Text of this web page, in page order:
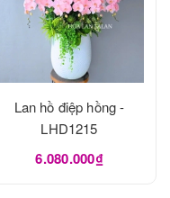
Lan hồ điệp hồng -
LHD1215
6.080.000₫